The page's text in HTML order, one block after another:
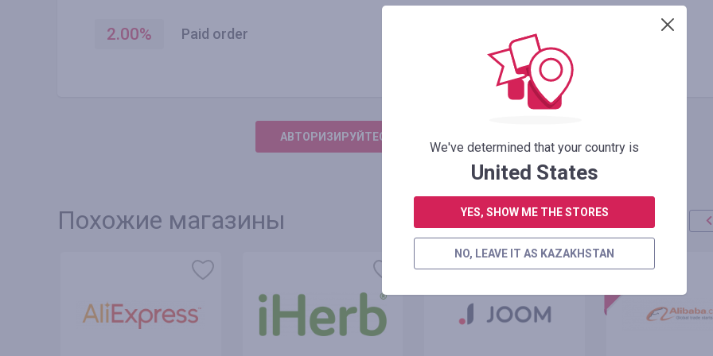
2.00% Paid order
АВТОРИЗИРУЙТЕСЬ, ЧТОБЫ ОСТАВИТЬ ОТЗЫВ
Похожие магазины
акция
+100%
We've determined that your country is
United States
YES, SHOW ME THE STORES
NO, LEAVE IT AS KAZAKHSTAN